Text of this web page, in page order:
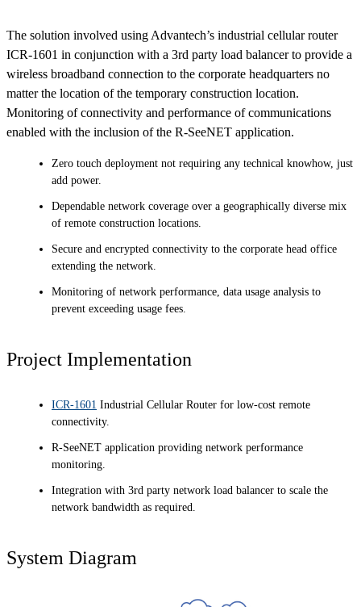
The solution involved using Advantech’s industrial cellular router
ICR-1601 in conjunction with a 3rd party load balancer to provide a
wireless broadband connection to the corporate headquarters no
matter the location of the temporary construction location.
Monitoring of connectivity and performance of communications
enabled with the inclusion of the R-SeeNET application.
Zero touch deployment not requiring any technical knowhow, just
add power.
Dependable network coverage over a geographically diverse mix
of remote construction locations.
Secure and encrypted connectivity to the corporate head office
extending the network.
Monitoring of network performance, data usage analysis to
prevent exceeding usage fees.
Project Implementation
ICR-1601 Industrial Cellular Router for low-cost remote
connectivity.
R-SeeNET application providing network performance
monitoring.
Integration with 3rd party network load balancer to scale the
network bandwidth as required.
System Diagram